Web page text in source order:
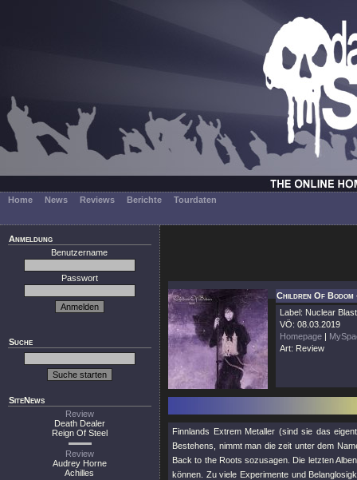
Home News Reviews Berichte Tourdaten
Anmeldung
Benutzername
Passwort
Suche
SiteNews
Review
Death Dealer
Reign Of Steel
Review
Audrey Horne
Achilles
Children Of Bodom
Label: Nuclear Blast
VÖ: 08.03.2019
Homepage |
Art: Review
Finnlands Extrem Metaller (sind sie das
Bestehens, nimmt man die zeit unter dem
Back to the Roots sozusagen. Die letzten
können. Zu viele Experimente und